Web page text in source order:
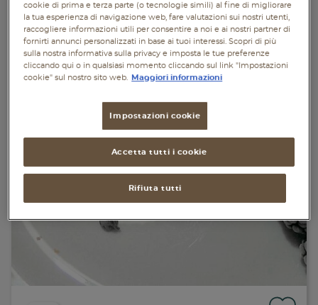
Bevande
Vegetariane
Senza lattosio
Senza glutine
cookie di prima e terza parte (o tecnologie simili) al fine di migliorare
la tua esperienza di navigazione web, fare valutazioni sui nostri utenti,
raccogliere informazioni utili per consentire a noi e ai nostri partner di
fornirti annunci personalizzati in base ai tuoi interessi. Scopri di più
sulla nostra informativa sulla privacy e imposta le tue preferenze
cliccando qui o in qualsiasi momento cliccando sul link "Impostazioni
cookie" sul nostro sito web.
Maggiori informazioni
Impostazioni cookie
Rifiuta tutti
Accetta tutti i cookie